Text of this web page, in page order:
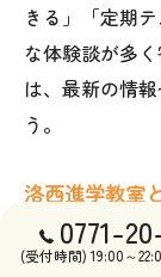
きる」「定期
な体験談が多
は、最新の情
う。
洛西進学教室
洛西エリアに
0771-
(受付時間) 19:00～